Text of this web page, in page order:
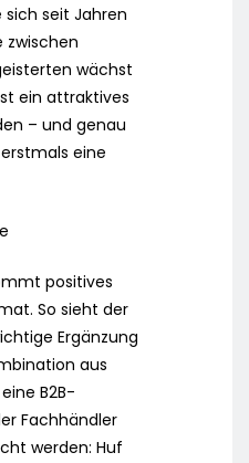
sich seit Jahren
zwischen
wächst
ein attraktives
– und genau
eine
positives
So sieht der
Ergänzung
aus
B2B-
Fachhändler
werden: Huf